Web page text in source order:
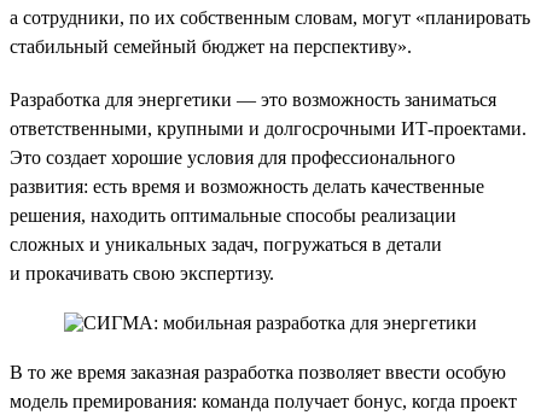
а сотрудники, по их собственным словам, могут «планировать
стабильный семейный бюджет на перспективу».
Разработка для энергетики — это возможность заниматься
ответственными, крупными и долгосрочными ИТ-проектами.
Это создает хорошие условия для профессионального
развития: есть время и возможность делать качественные
решения, находить оптимальные способы реализации
сложных и уникальных задач, погружаться в детали
и прокачивать свою экспертизу.
В то же время заказная разработка позволяет ввести особую
модель премирования: команда получает бонус, когда проект